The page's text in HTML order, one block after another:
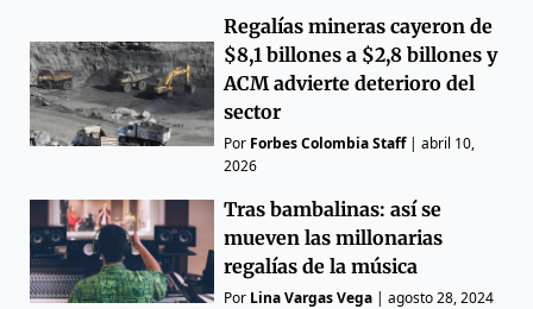
Regalías mineras cayeron de
$8,1 billones a $2,8 billones y
ACM advierte deterioro del
sector
Por Forbes Colombia Staff|abril 10,
2026
Tras bambalinas: así se
mueven las millonarias
regalías de la música
Por Lina Vargas Vega |agosto 28, 2024